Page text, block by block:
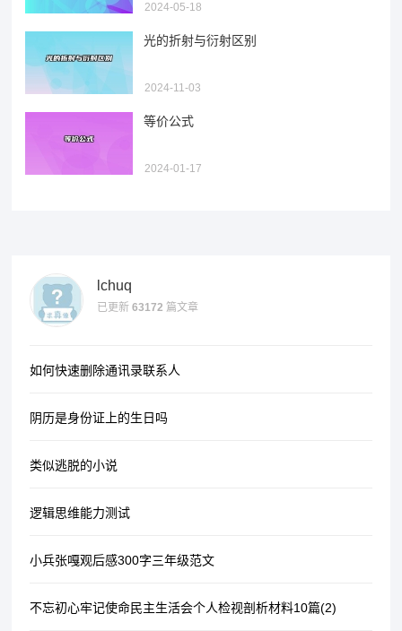
2024-05-18
光的折射与衍射区别
2024-11-03
等价公式
2024-01-17
lchuq
已更新 63172 篇文章
如何快速删除通讯录联系人
阴历是身份证上的生日吗
类似逃脱的小说
逻辑思维能力测试
小兵张嘎观后感300字三年级范文
不忘初心牢记使命民主生活会个人检视剖析材料10篇(2)